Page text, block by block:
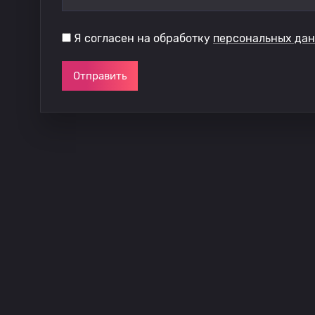
Я согласен на обработку персональных
Отправить